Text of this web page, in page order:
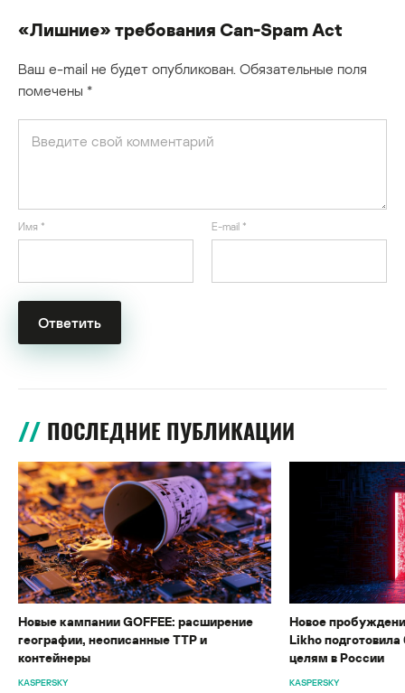
«Лишние» требования Can-Spam Act
Ваш e-mail не будет опубликован. Обязательные поля
помечены *
Имя * E-mail *
ПОСЛЕДНИЕ ПУБЛИКАЦИИ
Новые кампании GOFFEE: расширение
географии, неописанные TTP и
контейнеры
KASPERSKY
Новое
Likho
целям в России
KASPERSKY